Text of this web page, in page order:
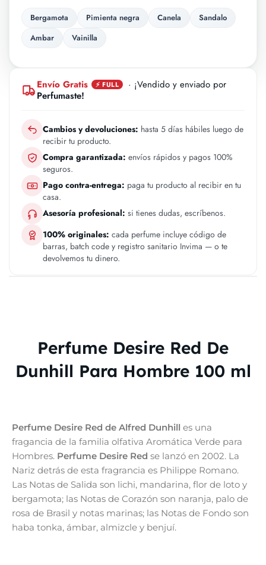
Bergamota Pimienta negra Canela
Sandalo
Ambar
Vainilla
Envío Gratis ⚡ FULL
· ¡Vendido y enviado por
Perfumaste!
Cambios y devoluciones: hasta 5 días hábiles luego de
recibir tu producto.
Compra garantizada: envíos rápidos y pagos 100%
seguros.
Pago contra-entrega: paga tu producto al recibir en tu
casa.
Asesoría profesional: si tienes dudas, escríbenos.
100% originales: cada perfume incluye código de
barras, batch code y registro sanitario Invima — o te
devolvemos tu dinero.
Perfume Desire Red De
Dunhill Para Hombre 100 ml
Perfume Desire Red de Alfred Dunhill es una
fragancia de la familia olfativa Aromática Verde para
Hombres. Perfume Desire Red se lanzó en 2002. La
Nariz detrás de esta fragrancia es Philippe Romano.
Las Notas de Salida son lichi, mandarina, flor de loto y
bergamota; las Notas de Corazón son naranja, palo de
rosa de Brasil y notas marinas; las Notas de Fondo son
haba tonka, ámbar, almizcle y benjuí.